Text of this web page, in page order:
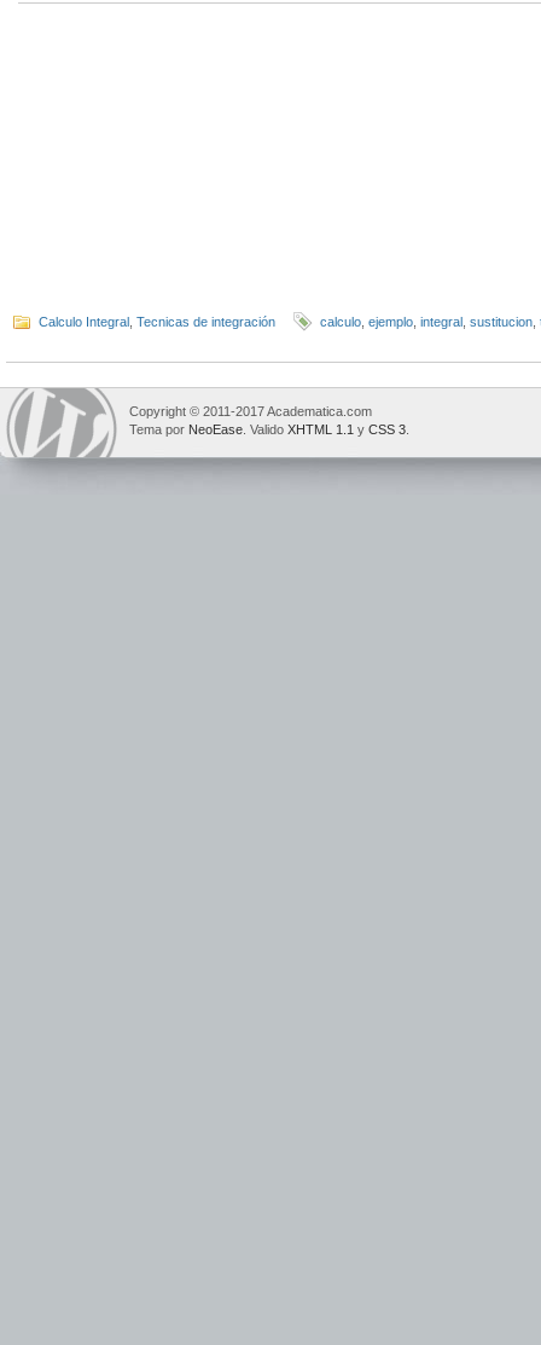
Calculo Integral Tecnicas de integración calculo ejemplo integral sustitucion
Copyright © 2011-2017 Academatica.com
Tema por NeoEase . Valido XHTML 1.1 y CSS 3